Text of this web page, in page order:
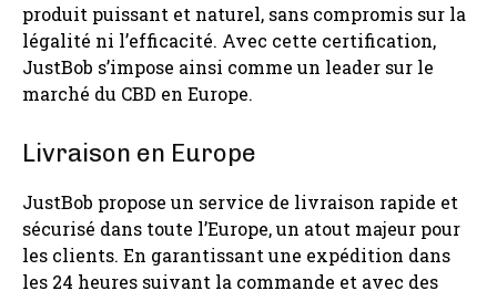
produit puissant et naturel, sans compromis sur la
légalité ni l’efficacité. Avec cette certification,
JustBob s’impose ainsi comme un leader sur le
marché du CBD en Europe.
Livraison en Europe
JustBob propose un service de livraison rapide et
sécurisé dans toute l’Europe, un atout majeur pour
les clients. En garantissant une expédition dans
les 24 heures suivant la commande et avec des